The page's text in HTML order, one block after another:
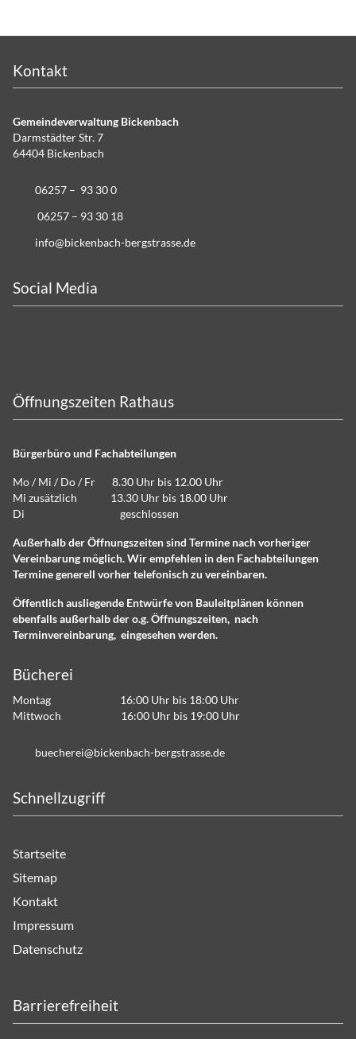
Kontakt
Gemeindeverwaltung Bickenbach
Darmstädter Str. 7
64404 Bickenbach
06257 – 93 30 0
06257 – 93 30 18
info@bickenbach-bergstrasse.de
Social Media
Öffnungszeiten Rathaus
Bürgerbüro und Fachabteilungen
Mo / Mi / Do / Fr 8.30 Uhr bis 12.00 Uhr
Mi zusätzlich 13.30 Uhr bis 18.00 Uhr
Di geschlossen
Außerhalb der Öffnungszeiten sind Termine nach vorheriger
Vereinbarung möglich. Wir empfehlen in den Fachabteilungen
Termine generell vorher telefonisch zu vereinbaren.
Öffentlich ausliegende Entwürfe von Bauleitplänen können
ebenfalls außerhalb der o.g. Öffnungszeiten, nach
Terminvereinbarung, eingesehen werden.
Bücherei
Montag 16:00 Uhr bis 18:00 Uhr
Mittwoch 16:00 Uhr bis 19:00 Uhr
b ch r b ck nb ch-b rgstr ss d
Schnellzugriff
Startseite
Sitemap
Kontakt
Impressum
Datenschutz
Barrierefreiheit